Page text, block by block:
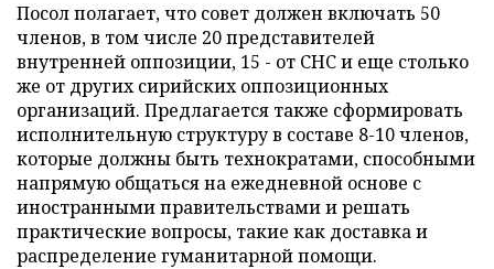
Посол полагает, что совет должен включать 50
членов, в том числе 20 представителей
внутренней оппозиции, 15 - от СНС и еще столько
же от других сирийских оппозиционных
организаций. Предлагается также сформировать
исполнительную структуру в составе 8-10 членов,
которые должны быть технократами, способными
напрямую общаться на ежедневной основе с
иностранными правительствами и решать
практические вопросы, такие как доставка и
распределение гуманитарной помощи.